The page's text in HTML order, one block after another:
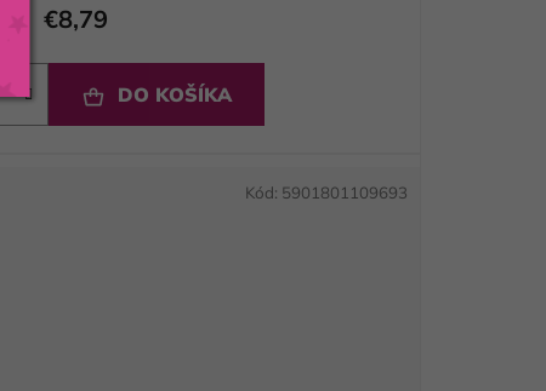
€8,79
DO KOŠÍKA
Kód: 5901801109693